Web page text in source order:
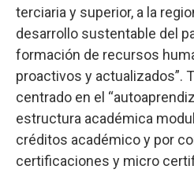
terciaria y superior, a la
desarrollo sustentable del
formación de recursos
proactivos y actualizados”.
centrado en el
estructura académica
créditos académico y por
certificaciones y micro